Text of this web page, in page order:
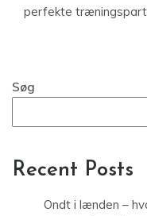
perfekte
Søg
Recent Posts
Ondt i lænden –